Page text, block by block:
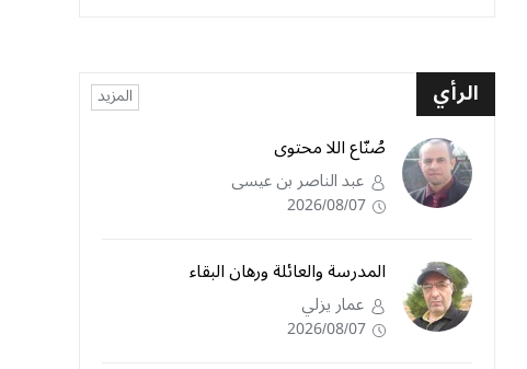
الرأي المزيد
صُنّاع اللا محتوى
عبد الناصر بن عيسى
2026/08/07
المدرسة والعائلة ورهان البقاء
عمار يزلي
2026/08/07